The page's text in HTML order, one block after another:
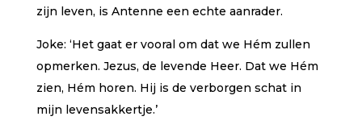
zijn leven, is Antenne een echte aanrader.
Joke: ‘Het gaat er vooral om dat we Hém zullen
opmerken. Jezus, de levende Heer. Dat we Hém
zien, Hém horen. Hij is de verborgen schat in
mijn levensakkertje.’